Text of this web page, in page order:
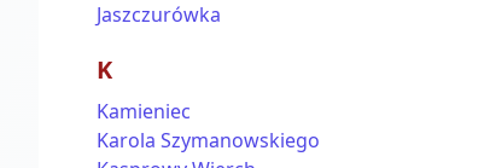
Jaszczurówka
K
Kamieniec
Karola Szymanowskiego